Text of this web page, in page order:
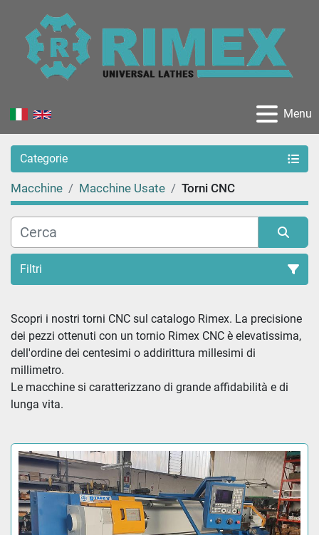
Menu
Categorie
Macchine Macchine Usate Torni CNC
Filtri
Ordina per
Scopri i nostri torni CNC sul catalogo Rimex. La precisione
dei pezzi ottenuti con un tornio Rimex CNC è elevatissima,
dell'ordine dei centesimi o addirittura millesimi di
millimetro.
Le macchine si caratterizzano di grande affidabilità e di
lunga vita.